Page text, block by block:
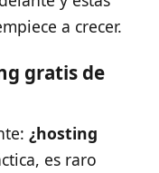
a crecer.
gratis de
¿hosting
es raro